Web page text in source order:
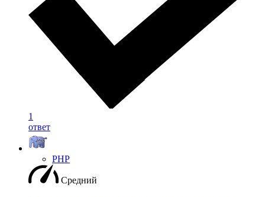
1
ответ
PHP
Средний